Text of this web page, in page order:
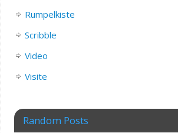
Rumpelkiste
Scribble
Video
Visite
Random Posts